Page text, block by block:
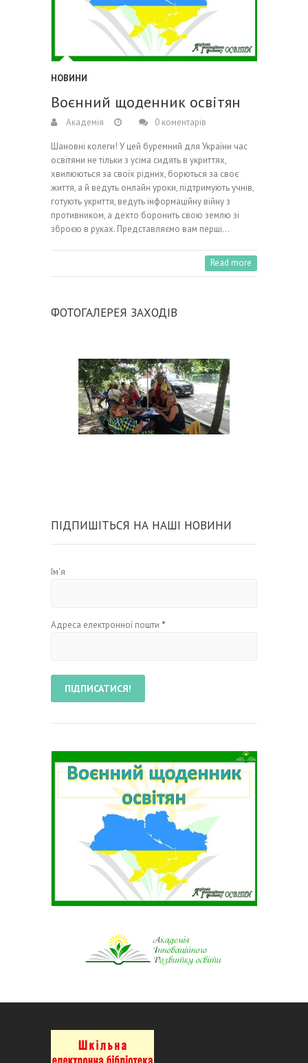
НОВИНИ
Воєнний щоденник освітян
Академія 0 коментарів
Шановні колеги! У цей буремний для України час
освітяни не тільки з усіма сидять в укриттях,
хвилюються за своїх рідних, борються за своє
життя, а й ведуть онлайн уроки, підтримують учнів,
готують укриття, ведуть інформаційну війну з
противником, а дехто боронить свою землю зі
зброєю в руках. Представляємо вам перші…
Read more
ФОТОГАЛЕРЕЯ ЗАХОДІВ
ПІДПИШІТЬСЯ НА НАШІ НОВИНИ
Ім'я
Адреса електронної пошти *